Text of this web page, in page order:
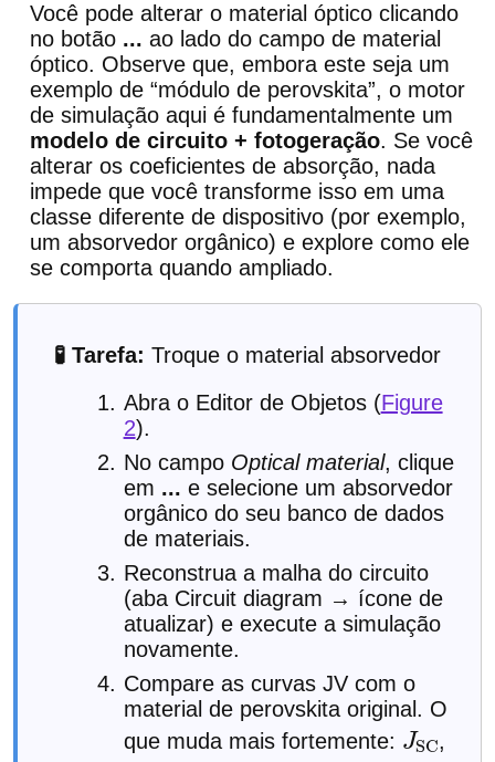
Você pode alterar o material óptico clicando
no botão ... ao lado do campo de material
óptico. Observe que, embora este seja um
exemplo de “módulo de perovskita”, o motor
de simulação aqui é fundamentalmente um
modelo de circuito + fotogeração. Se você
alterar os coeficientes de absorção, nada
impede que você transforme isso em uma
classe diferente de dispositivo (por exemplo,
um absorvedor orgânico) e explore como ele
se comporta quando ampliado.
🧪 Tarefa: Troque o material absorvedor
Abra o Editor de Objetos (Figure
2).
No campo Optical material, clique
em ... e selecione um absorvedor
orgânico do seu banco de dados
de materiais.
Reconstrua a malha do circuito
(aba Circuit diagram → ícone de
atualizar) e execute a simulação
novamente.
Compare as curvas JV com o
material de perovskita original. O
que muda mais fortemente: JS ,